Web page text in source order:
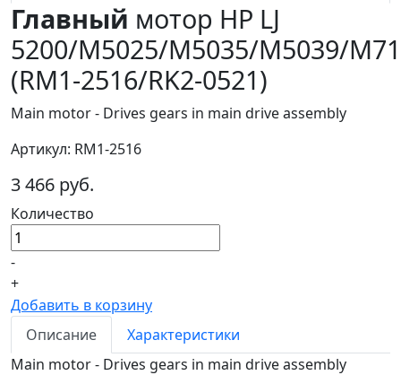
Главный мотор HP LJ
5200/M5025/M5035/M5039/
(RM1-2516/RK2-0521)
Main motor - Drives gears in main drive assembly
Артикул: RM1-2516
3 466 руб.
Количество
-
+
Добавить в корзину
Описание
Характеристики
Main motor - Drives gears in main drive assembly